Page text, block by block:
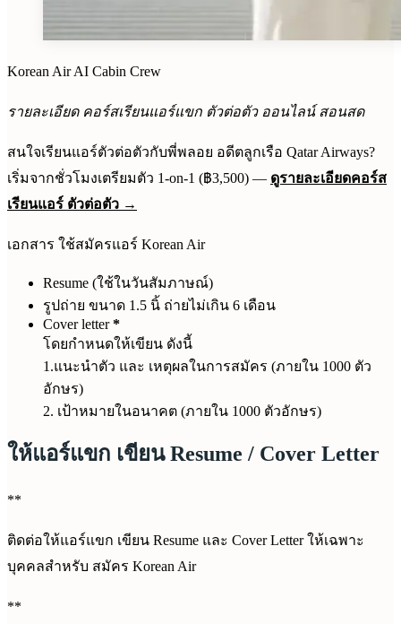
Korean Air AI Cabin Crew
รายละเอียด คอร์สเรียนแอร์แขก ตัวต่อตัว ออนไลน์ สอนสด
สนใจเรียนแอร์ตัวต่อตัวกับพี่พลอย อดีตลูกเรือ Qatar Airways?
เริ่มจากชั่วโมงเตรียมตัว 1-on-1 (฿3,500) — ดูรายละเอียดคอร์ส
เรียนแอร์ ตัวต่อตัว →
เอกสาร ใช้สมัครแอร์ Korean Air
Resume (ใช้ในวันสัมภาษณ์)
รูปถ่าย ขนาด 1.5 นิ้ ถ่ายไม่เกิน 6 เดือน
Cover letter*
โดยกำหนดให้เขียน ดังนี้
1.แนะนำตัว และ เหตุผลในการสมัคร (ภายใน 1000 ตัว
อักษร)
2. เป้าหมายในอนาคต (ภายใน 1000 ตัวอักษร)
ให้แอร์แขก เขียน Resume / Cover Letter
**
ติดต่อให้แอร์แขก เขียน Resume และ Cover Letter ให้เฉพาะ
บุคคลสำหรับ สมัคร Korean Air
**